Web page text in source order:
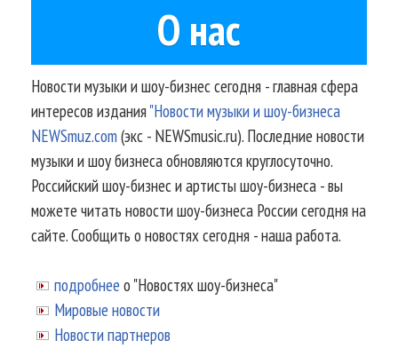
О нас
Новости музыки и шоу-бизнес сегодня - главная сфера
интересов издания"Новости музыки и шоу-бизнеса
NEWSmuz.com(экс - NEWSmusic.ru). Последние новости
музыки и шоу бизнеса обновляются круглосуточно.
Российский шоу-бизнес и артисты шоу-бизнеса - вы
можете читать новости шоу-бизнеса России сегодня на
сайте. Сообщить о новостях сегодня - наша работа.
подробнее о "Новостях шоу-бизнеса"
Мировые новости
Новости партнеров